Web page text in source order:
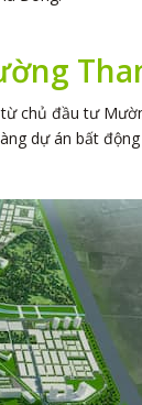
chủ đầu tư
dự án bất